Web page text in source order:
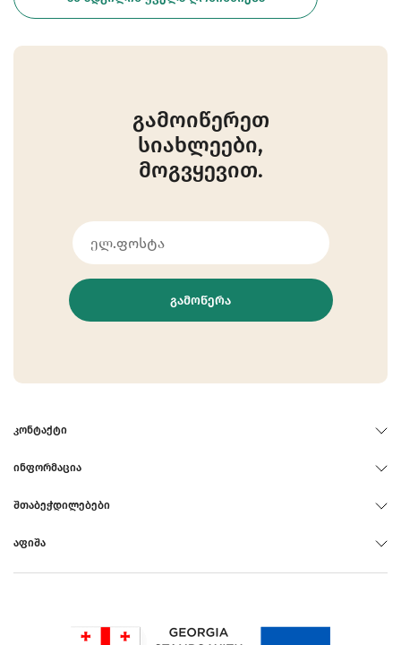
გამოიწერეთ
სიახლეები,
მოგვყევით.
ᲒᲐᲛᲝᲬᲔᲠᲐ
ᲙᲝᲜᲢᲐᲥᲢᲘ
ᲘᲜᲤᲝᲠᲛᲐᲪᲘᲐ
ᲨᲗᲐᲑᲔᲭᲓᲘᲚᲔᲑᲔᲑᲘ
ᲐᲤᲘᲨᲐ